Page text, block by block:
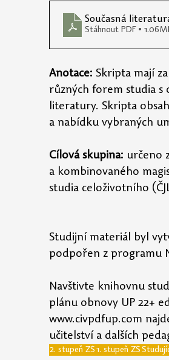
Současná
Stáhnout PDF •
Anotace: Skripta mají
různých forem studia s
literatury. Skripta
a nabídku vybraných
Cílová skupina: určeno
a kombinovaného
studia celoživotního
Studijní materiál byl
podpořen z programu
Navštivte knihovnu
plánu obnovy UP 22+
www.civpdfup.com
učitelství a dalších
2. stupeň ZŠ 1. stupeň ZŠ